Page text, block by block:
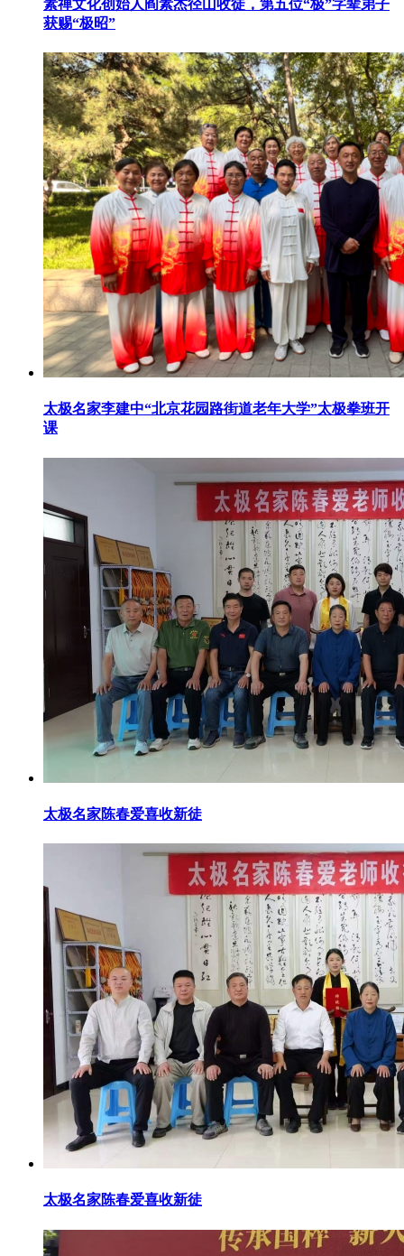
素禅文化创始人阎素杰径山收徒，第五位“极”字辈弟子
获赐“极昭”
太极名家李建中“北京花园路街道老年大学”太极拳班开
课
太极名家陈春爱喜收新徒
太极名家陈春爱喜收新徒